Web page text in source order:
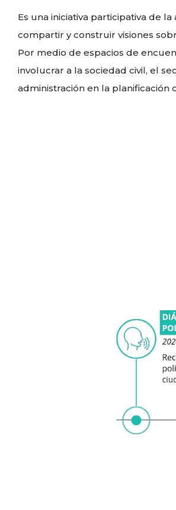
Es una iniciativa participativa de
compartir y construir visiones
Por medio de espacios de
involucrar a la sociedad civil, el
administración en la planificación